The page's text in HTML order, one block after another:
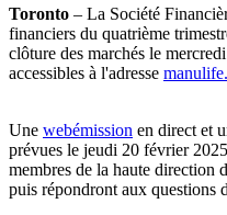
Toronto – La Société
financiers du quatrième
clôture des marchés le
accessibles à l'adresse
Une webémission en direct et
prévues le jeudi 20 février
membres de la haute direction
puis répondront aux questions